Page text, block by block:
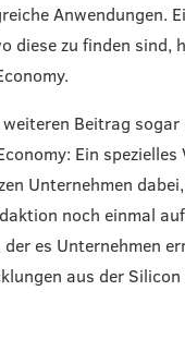
Anwendungen.
diese zu finden sind,
Beitrag sogar
Ein spezielles
Unternehmen
noch einmal
es Unternehmen
aus der